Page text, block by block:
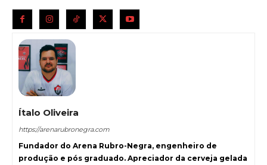
Ítalo Oliveira
https://arenarubronegra.com
Fundador do Arena Rubro-Negra, engenheiro de
produção e pós graduado. Apreciador da cerveja gelada